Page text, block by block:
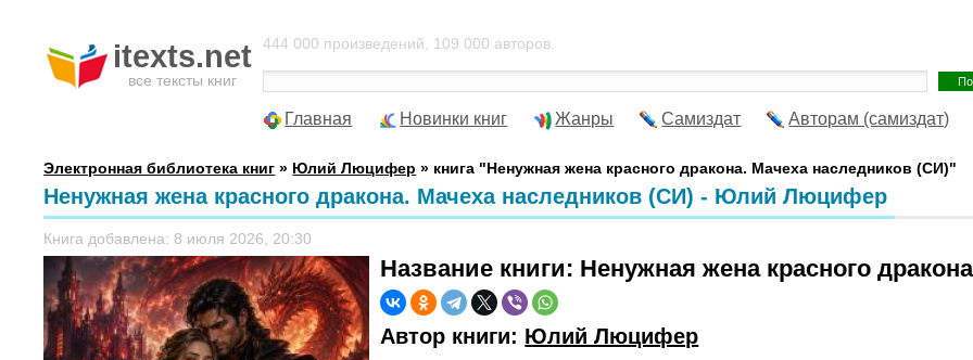
itexts.net
все тексты книг
444 000 произведений, 109 000 авторов.
Главная Новинки книг Жанры Самиздат Авторам (самиздат)
Электронная библиотека книг » Юлий Люцифер » книга "Ненужная жена красного дракона. Мачеха наследников (СИ)"
Ненужная жена красного дракона. Мачеха наследников (СИ) - Юлий Люцифер
Книга добавлена: 8 июля 2026, 20:30
Название книги: Ненужная жена красного
Автор книги: Юлий Люцифер